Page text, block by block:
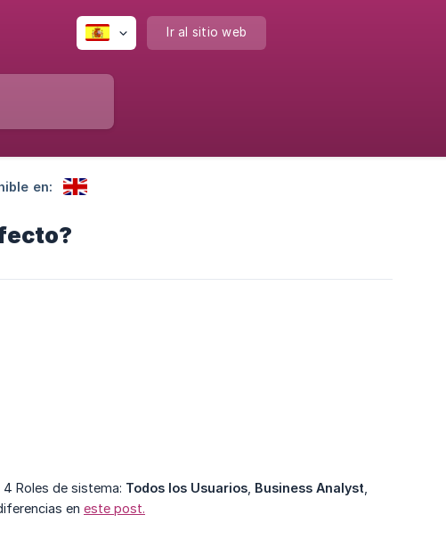
Ir al sitio web
en:
Roles de sistema: Todos los Usuarios Business Analyst
en este post.